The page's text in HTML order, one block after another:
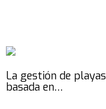
La gestión de playas
basada en…